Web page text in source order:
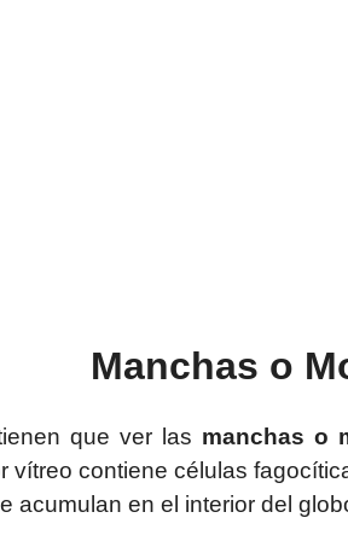
Manchas o
que ver las manchas o
vítreo contiene células
acumulan en el interior del